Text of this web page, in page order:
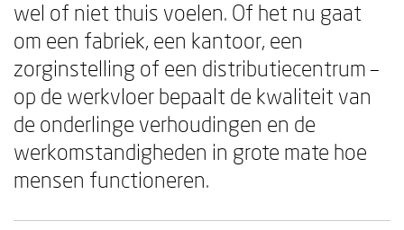
wel of niet thuis voelen. Of het nu gaat
om een fabriek, een kantoor, een
zorginstelling of een distributiecentrum –
op de werkvloer bepaalt de kwaliteit van
de onderlinge verhoudingen en de
werkomstandigheden in grote mate hoe
mensen functioneren.